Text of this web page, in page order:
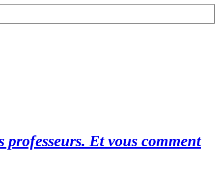
professeurs. Et vous comment